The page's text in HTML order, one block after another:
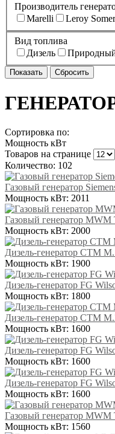
Производитель
Marelli
Leroy Somer
Вид топлива
Дизель
Сортировка по:
Мощность кВт
Товаров на странице
Количество: 102
Газовый генератор
Мощность кВт: 2011
Газовый генератор
Мощность кВт: 2000
Дизель-генератор СТМ
Мощность кВт: 1900
Дизель-генератор FG
Мощность кВт: 1800
Дизель-генератор СТМ
Мощность кВт: 1600
Дизель-генератор FG
Мощность кВт: 1600
Дизель-генератор FG
Мощность кВт: 1600
Газовый генератор
Мощность кВт: 1560